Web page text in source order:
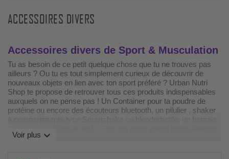
ACCESSOIRES DIVERS
Accessoires divers de Sport & Musculation
Tu as besoin de ce petit quelque chose que tu ne trouves pas
ailleurs ? Ou tu es tout simplement curieux de découvrir de
nouveaux objets en lien avec ton sport préféré ? Urban Nutri
Shop te propose de retrouver tous ces produits indispensables
auxquels on ne pense pas ! Un Container pour ta poudre de
protéine ou encore des écouteurs bluetooth, un pilulier , shaker
d’accessoires sport et musculation.
Voir plus expand_more